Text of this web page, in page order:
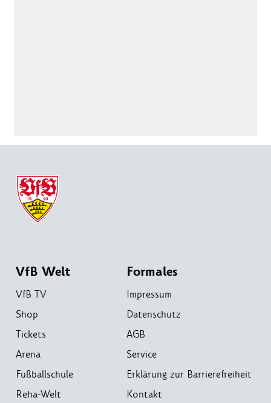
VfB Welt
VfB TV
Shop
Tickets
Arena
Fußballschule
Reha-Welt
Formales
Impressum
Datenschutz
AGB
Service
Erklärung zur Barrierefreiheit
Kontakt